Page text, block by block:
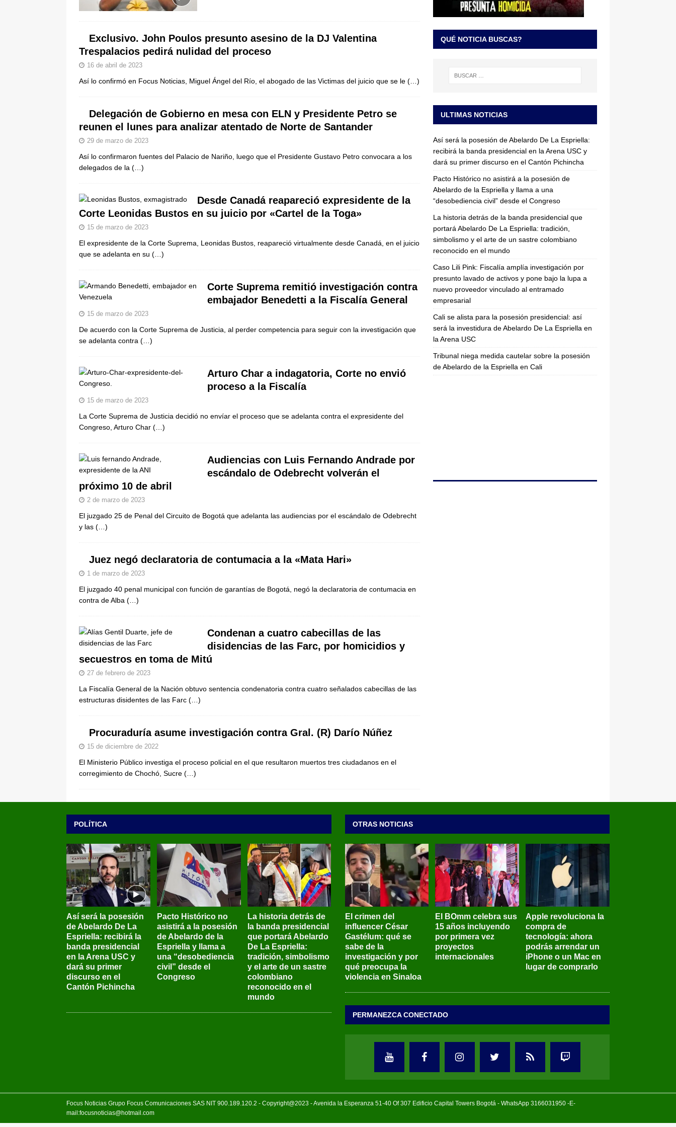
pone bajo la lupa a nuevo proveedor vinculado al entramado empresarial
De La Espriella en la Arena USC LO ÚLTIMO
Exclusivo. John Poulos presunto asesino de la DJ Valentina
Trespalacios pedirá nulidad del proceso
16 de abril de 2023
Así lo confirmó en Focus Noticias, Miguel Ángel del Río, el abogado de las Victimas del juicio que se le (…)
Delegación de Gobierno en mesa con ELN y Presidente Petro se
reunen el lunes para analizar atentado de Norte de Santander
29 de marzo de 2023
Así lo confirmaron fuentes del Palacio de Nariño, luego que el Presidente Gustavo Petro convocara a los
delegados de la (…)
Desde Canadá reapareció expresidente de la
Corte Leonidas Bustos en su juicio por «Cartel de la Toga»
15 de marzo de 2023
El expresidente de la Corte Suprema, Leonidas Bustos, reapareció virtualmente desde Canadá, en el juicio
que se adelanta en su (…)
Corte Suprema remitió investigación contra
embajador Benedetti a la Fiscalía General
15 de marzo de 2023
De acuerdo con la Corte Suprema de Justicia, al perder competencia para seguir con la investigación que
se adelanta contra (…)
Arturo Char a indagatoria, Corte no envió
proceso a la Fiscalía
15 de marzo de 2023
La Corte Suprema de Justicia decidió no envíar el proceso que se adelanta contra el expresidente del
Congreso, Arturo Char (…)
Audiencias con Luis Fernando Andrade por
escándalo de Odebrecht volverán el
próximo 10 de abril
2 de marzo de 2023
El juzgado 25 de Penal del Circuito de Bogotá que adelanta las audiencias por el escándalo de Odebrecht
y las (…)
Juez negó declaratoria de contumacia a la «Mata Hari»
1 de marzo de 2023
El juzgado 40 penal municipal con función de garantías de Bogotá, negó la declaratoria de contumacia en
contra de Alba (…)
Condenan a cuatro cabecillas de las
disidencias de las Farc, por homicidios y
secuestros en toma de Mitú
27 de febrero de 2023
La Fiscalía General de la Nación obtuvo sentencia condenatoria contra cuatro señalados cabecillas de las
estructuras disidentes de las Farc (…)
Procuraduría asume investigación contra Gral. (R) Darío Núñez
15 de diciembre de 2022
El Ministerio Público investiga el proceso policial en el que resultaron muertos tres ciudadanos en el
corregimiento de Chochó, Sucre (…)
QUÉ NOTICIA BUSCAS?
ULTIMAS NOTICIAS
Así será la posesión de Abelardo De La Espriella:
recibirá la banda presidencial en la Arena USC y
dará su primer discurso en el Cantón Pichincha
Pacto Histórico no asistirá a la posesión de
Abelardo de la Espriella y llama a una
“desobediencia civil” desde el Congreso
La historia detrás de la banda presidencial que
portará Abelardo De La Espriella: tradición,
simbolismo y el arte de un sastre colombiano
reconocido en el mundo
Caso Lili Pink: Fiscalía amplía investigación por
presunto lavado de activos y pone bajo la lupa a
nuevo proveedor vinculado al entramado
empresarial
Cali se alista para la posesión presidencial: así
será la investidura de Abelardo De La Espriella en
la Arena USC
Tribunal niega medida cautelar sobre la posesión
de Abelardo de la Espriella en Cali
POLÍTICA
Así será la posesión
de Abelardo De La
Espriella: recibirá la
banda presidencial
en la Arena USC y
dará su primer
discurso en el
Cantón Pichincha
Pacto Histórico no
asistirá a la posesión
de Abelardo de la
Espriella y llama a
una “desobediencia
civil” desde el
Congreso
La historia detrás de
la banda presidencial
que portará Abelardo
De La Espriella:
tradición, simbolismo
y el arte de un sastre
colombiano
reconocido en el
mundo
OTRAS NOTICIAS
El crimen del
influencer César
Gastélum: qué se
sabe de la
investigación y por
qué preocupa la
violencia en Sinaloa
El BOmm celebra sus
15 años incluyendo
por primera vez
proyectos
internacionales
Apple revoluciona la
compra de
tecnología: ahora
podrás arrendar un
iPhone o un Mac en
lugar de comprarlo
PERMANEZCA CONECTADO
Focus Noticias Grupo Focus Comunicaciones SAS NIT 900.189.120.2 - Copyright@2023 - Avenida la Esperanza 51-40 Of 307 Edificio Capital Towers Bogotá - WhatsApp 3166031950 -E-
mail:focusnoticias@hotmail.com